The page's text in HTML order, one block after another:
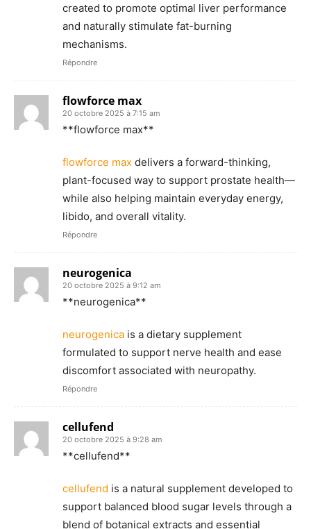
created to promote optimal liver performance
and naturally stimulate fat-burning
mechanisms.
Répondre
flowforce max
20 octobre 2025 à 7:15 am
** flowforce max**
flowforce max delivers a forward-thinking,
plant-focused way to support prostate health—
while also helping maintain everyday energy,
libido, and overall vitality.
Répondre
neurogenica
20 octobre 2025 à 9:12 am
** neurogenica**
neurogenica is a dietary supplement
formulated to support nerve health and ease
discomfort associated with neuropathy.
Répondre
cellufend
20 octobre 2025 à 9:28 am
**cellufend**
cellufend is a natural supplement developed to
support balanced blood sugar levels through a
blend of botanical extracts and essential